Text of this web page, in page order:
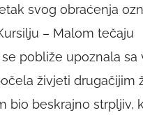
svog obraćenja
– Malom tečaju
pobliže upoznala sa
živjeti drugačijim
bio beskrajno strpljiv,